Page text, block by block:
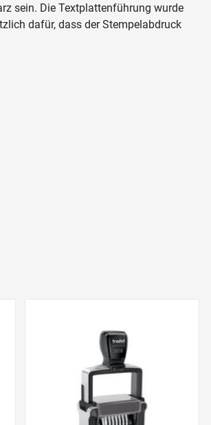
sein. Die Textplattenführung wurde
dafür, dass der Stempelabdruck